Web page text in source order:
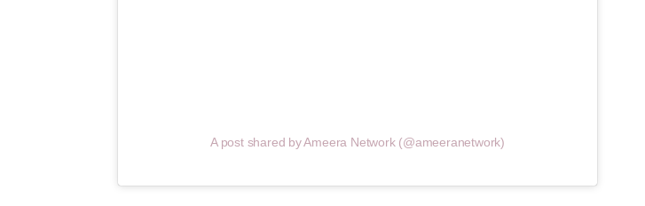
A post shared by Ameera Network (@ameeranetwork)